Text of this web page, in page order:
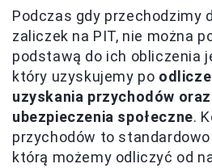
Podczas gdy przechodzimy
zaliczek na PIT, nie można
podstawą do ich obliczenia
który uzyskujemy po
uzyskania przychodów
ubezpieczenia społeczne.
przychodów to
którą możemy odliczyć od